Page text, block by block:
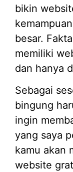
bikin
besar.
memiliki
dan hanya
Sebagai
bingung
ingin
yang saya
kamu akan
website